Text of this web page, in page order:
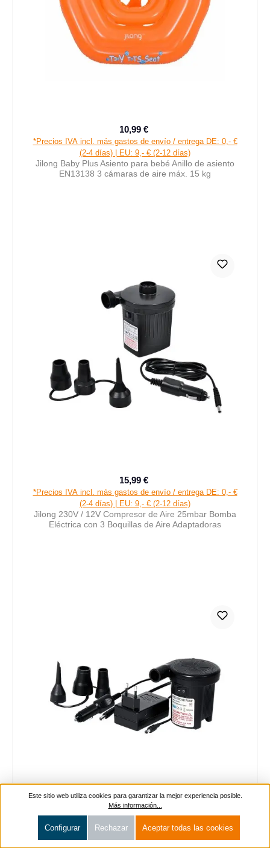
Precio de venta:
10,99 €
*Precios IVA incl. más gastos de envío / entrega DE: 0,- €
(2-4 días) | EU: 9,- € (2-12 días)
Jilong Baby Plus Asiento para bebé Anillo de asiento
EN13138 3 cámaras de aire máx. 15 kg
Precio de venta:
15,99 €
*Precios IVA incl. más gastos de envío / entrega DE: 0,- €
(2-4 días) | EU: 9,- € (2-12 días)
Jilong 230V / 12V Compresor de Aire 25mbar Bomba
Eléctrica con 3 Boquillas de Aire Adaptadoras
16,99 €
Este sitio web utiliza cookies para garantizar la mejor experiencia posible.
Más información...
Rechazar
Configurar Aceptar todas las cookies